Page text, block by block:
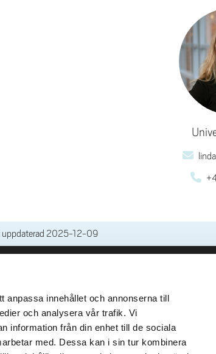
anpassa innehållet och annonserna till
och analysera vår trafik. Vi
information från din enhet till de sociala
med. Dessa kan i sin tur kombinera
2025-12-09
Kris och nödsituation
Press och media
Arbeta hos oss
Om webbplatsen